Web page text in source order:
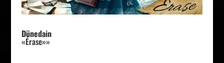
Dünedain
«Érase»»